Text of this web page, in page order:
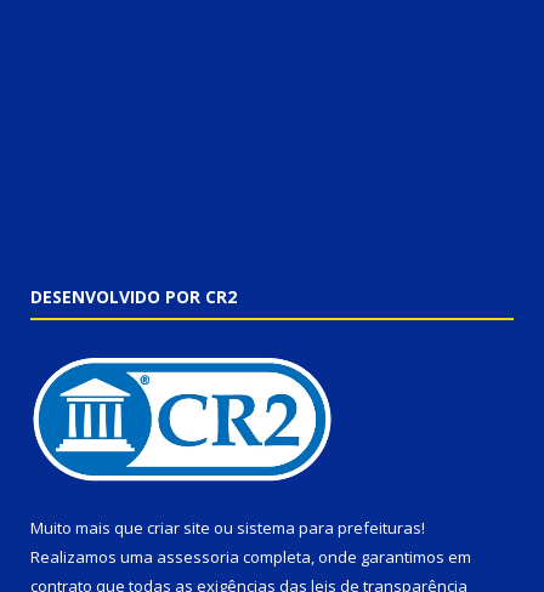
DESENVOLVIDO POR CR2
Muito mais que criar site ou sistema para prefeituras!
Realizamos uma assessoria completa, onde garantimos em
contrato que todas as exigências das leis de transparência